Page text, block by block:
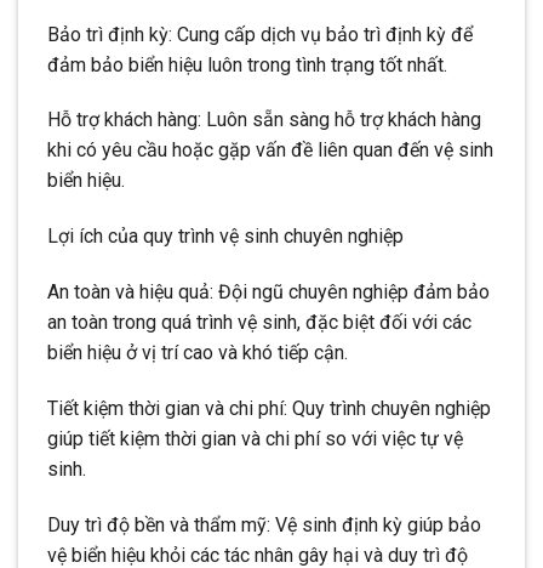
Bảo trì định kỳ: Cung cấp dịch vụ bảo trì định kỳ để
đảm bảo biển hiệu luôn trong tình trạng tốt nhất.
Hỗ trợ khách hàng: Luôn sẵn sàng hỗ trợ khách hàng
khi có yêu cầu hoặc gặp vấn đề liên quan đến vệ sinh
biển hiệu.
Lợi ích của quy trình vệ sinh chuyên nghiệp
An toàn và hiệu quả: Đội ngũ chuyên nghiệp đảm bảo
an toàn trong quá trình vệ sinh, đặc biệt đối với các
biển hiệu ở vị trí cao và khó tiếp cận.
Tiết kiệm thời gian và chi phí: Quy trình chuyên nghiệp
giúp tiết kiệm thời gian và chi phí so với việc tự vệ
sinh.
Duy trì độ bền và thẩm mỹ: Vệ sinh định kỳ giúp bảo
vệ biển hiệu khỏi các tác nhân gây hại và duy trì độ